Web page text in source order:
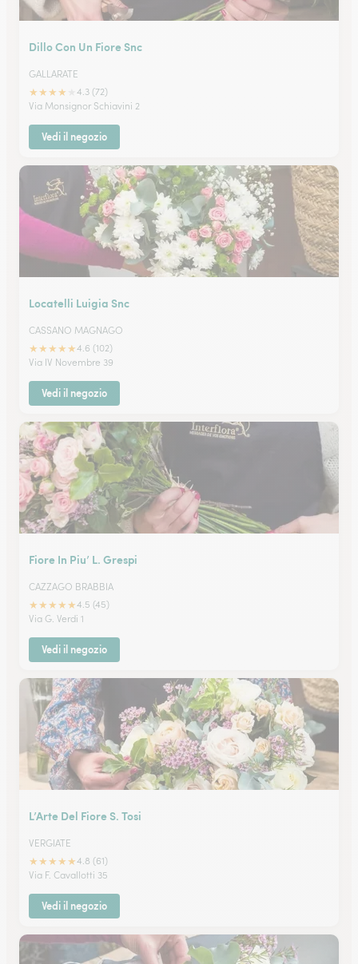
Dillo Con Un Fiore Snc
GALLARATE
★★★★
4.3 (72)
Via Monsignor Schiavini 2
Vedi il negozio
Locatelli Luigia Snc
CASSANO MAGNAGO
★★★★★4.6 (102)
Via IV Novembre 39
Vedi il negozio
Fiore In Piu’ L. Grespi
CAZZAGO BRABBIA
★★★★★4.5 (45)
Via G. Verdi 1
Vedi il negozio
L’Arte Del Fiore S. Tosi
VERGIATE
★★★★★4.8 (61)
Via F. Cavallotti 35
Vedi il negozio